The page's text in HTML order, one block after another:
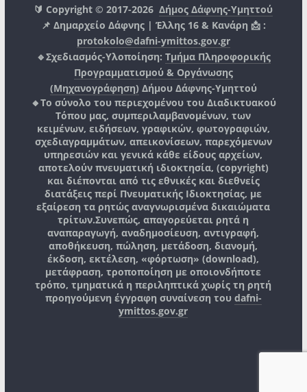
🔰 Copyright © 2017-2026Δήμος Δάφνης-Υμηττού
📌 Δημαρχείο Δάφνης | Έλλης 16 & Κανάρη 📩 :
protokolo@dafni-ymittos.gov.gr
🔹Σχεδιασμός-Υλοποίηση: Τμήμα Πληροφορικής
Προγραμματισμού & Οργάνωσης
(Μηχανογράφηση) Δήμου Δάφνης-Υμηττού
🔸Το σύνολο του περιεχομένου του Διαδικτυακού
Τόπου μας, συμπεριλαμβανομένων, των
κειμένων, ειδήσεων, γραφικών, φωτογραφιών,
σχεδιαγραμμάτων, απεικονίσεων, παρεχόμενων
υπηρεσιών και γενικά κάθε είδους αρχείων,
αποτελούν πνευματική ιδιοκτησία, (copyright)
και διέπονται από τις εθνικές και διεθνείς
διατάξεις περί Πνευματικής Ιδιοκτησίας, με
εξαίρεση τα ρητώς αναγνωρισμένα δικαιώματα
τρίτων.Συνεπώς, απαγορεύεται ρητά η
αναπαραγωγή, αναδημοσίευση, αντιγραφή,
αποθήκευση, πώληση, μετάδοση, διανομή,
έκδοση, εκτέλεση, «φόρτωση» (download),
μετάφραση, τροποποίηση με οποιονδήποτε
τρόπο, τμηματικά η περιληπτικά χωρίς τη ρητή
προηγούμενη έγγραφη συναίνεση του dafni-
ymittos.gov.gr